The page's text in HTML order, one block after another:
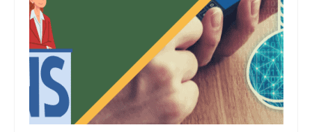
久通專欄
生活理財
房產Q&A